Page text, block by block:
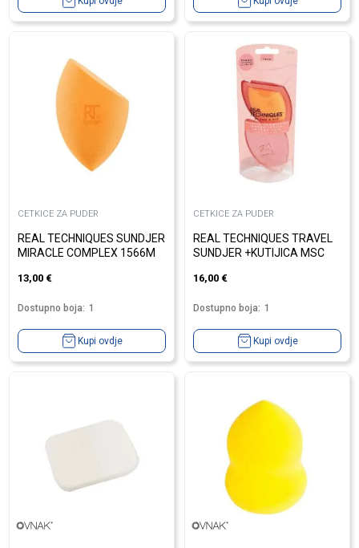
CETKICE ZA PUDER
REAL TECHNIQUES SUNDJER
MIRACLE COMPLEX 1566M
13,00 €
Dostupno boja: 1
Kupi ovdje
CETKICE ZA PUDER
REAL TECHNIQUES TRAVEL
SUNDJER +KUTIJICA MSC
16,00 €
Dostupno boja: 1
Kupi ovdje